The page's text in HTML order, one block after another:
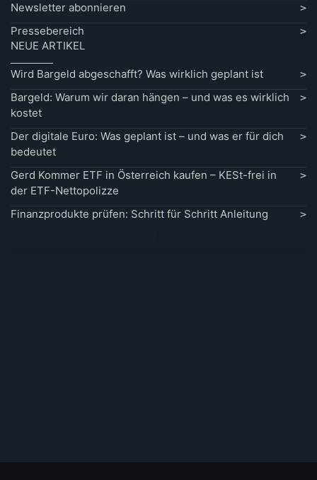
Newsletter abonnieren
Pressebereich
NEUE ARTIKEL
Wird Bargeld abgeschafft? Was wirklich geplant ist
Bargeld: Warum wir daran hängen – und was es wirklich
kostet
Der digitale Euro: Was geplant ist – und was er für dich
bedeutet
Gerd Kommer ETF in Österreich kaufen – KESt-frei in
der ETF-Nettopolizze
Finanzprodukte prüfen: Schritt für Schritt Anleitung